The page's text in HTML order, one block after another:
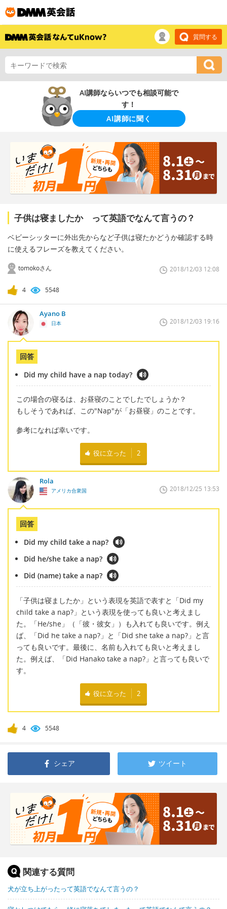
質問する
AI講師ならいつでも相談可能で
す！
AI講師に聞く
子供は寝ましたか って英語でなんて言うの？
ベビーシッターに外出先からなど子供は寝たかどうか確認する時
に使えるフレーズを教えてください。
tomokoさん 2018/12/03 12:08
4 5548
Ayano B
日本 2018/12/03 19:16
回答
Did my child have a nap today?
この場合の寝るは、お昼寝のことでしたでしょうか？
もしそうであれば、この"Nap"が「お昼寝」のことです。
参考になれば幸いです。
役に立った 2
Rola
アメリカ合衆国 2018/12/25 13:53
回答
Did my child take a nap?
Did he/she take a nap?
Did (name) take a nap?
「子供は寝ましたか」という表現を英語で表すと「Did my
child take a nap?」という表現を使っても良いと考えまし
た。「He/she」（「彼・彼女」）も入れても良いです。例え
ば、「Did he take a nap?」と「Did she take a nap?」と言
っても良いです。最後に、名前も入れても良いと考えまし
た。例えば、「Did Hanako take a nap?」と言っても良いで
す。
役に立った 2
4 5548
シェア ツイート
関連する質問
犬が立ち上がったって英語でなんて言うの？